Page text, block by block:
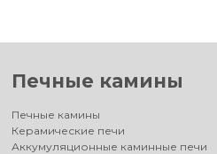
Печные камины
Печные камины
Керамические печи
Аккумуляционные каминные печи